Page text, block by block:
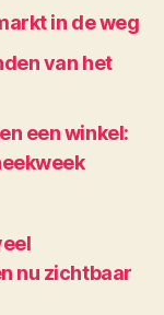
in de weg
van het
een winkel:
nu zichtbaar